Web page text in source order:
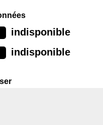
indisponible
indisponible